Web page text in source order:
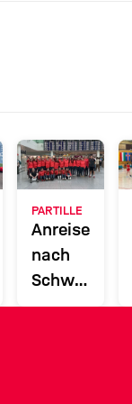
PARTILLE
Anreise
nach
Schweden
– Das